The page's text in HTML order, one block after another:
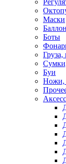
Маски
Боты
Груза,
Буи
Ножи,